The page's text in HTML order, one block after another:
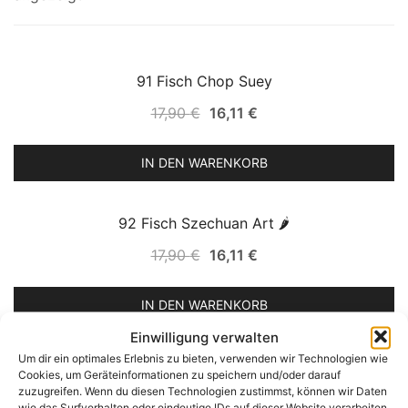
Einwilligung verwalten
Um dir ein optimales Erlebnis zu bieten, verwenden wir Technologien wie
Cookies, um Geräteinformationen zu speichern und/oder darauf
zuzugreifen. Wenn du diesen Technologien zustimmst, können wir Daten
91 Fisch Chop Suey
17,90€ Ursprünglicher
war:
17,90 €
16,11 €Aktueller
ist:
16,11 €.
IN DEN WARENKORB
92 Fisch Szechuan Art 🌶
17,90€ Ursprünglicher
war:
16,11 €Aktueller
ist:
IN DEN WARENKORB
SALE!
93 Fisch süß–sauer
17,90€ Ursprünglicher
16,11€Aktueller